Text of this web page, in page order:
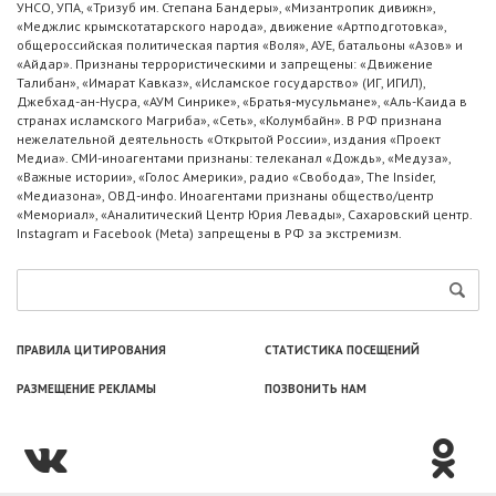
УНСО, УПА, «Тризуб им. Степана Бандеры», «Мизантропик дивижн»,
«Меджлис крымскотатарского народа», движение «Артподготовка»,
общероссийская политическая партия «Воля», АУЕ, батальоны «Азов» и
«Айдар». Признаны террористическими и запрещены: «Движение
Талибан», «Имарат Кавказ», «Исламское государство» (ИГ, ИГИЛ),
Джебхад-ан-Нусра, «АУМ Синрике», «Братья-мусульмане», «Аль-Каида в
странах исламского Магриба», «Сеть», «Колумбайн». В РФ признана
нежелательной деятельность «Открытой России», издания «Проект
Медиа». СМИ-иноагентами признаны: телеканал «Дождь», «Медуза»,
«Важные истории», «Голос Америки», радио «Свобода», The Insider,
«Медиазона», ОВД-инфо. Иноагентами признаны общество/центр
«Мемориал», «Аналитический Центр Юрия Левады», Сахаровский центр.
Instagram и Facebook (Metа) запрещены в РФ за экстремизм.
ПРАВИЛА ЦИТИРОВАНИЯ СТАТИСТИКА ПОСЕЩЕНИЙ
РАЗМЕЩЕНИЕ РЕКЛАМЫ ПОЗВОНИТЬ НАМ